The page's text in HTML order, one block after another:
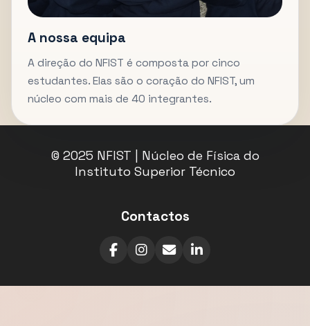
A nossa equipa
A direção do NFIST é composta por cinco
estudantes. Elas são o coração do NFIST, um
núcleo com mais de 40 integrantes.
© 2025 NFIST | Núcleo de Física do
Instituto Superior Técnico
Contactos